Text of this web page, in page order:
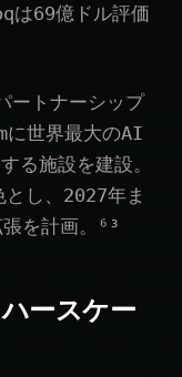
は69億ドル評価
ートナーシップ
に世界最大のAI
る施設を建設。
し、2027年ま
を計画。⁶³
ースケー